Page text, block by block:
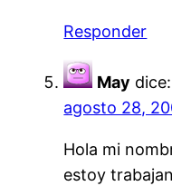
Responder
May dice:
agosto 28,
Hola mi
estoy